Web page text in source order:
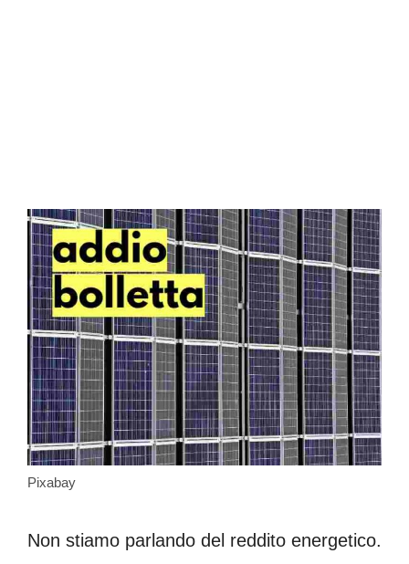
Pixabay
Non stiamo parlando del reddito energetico.